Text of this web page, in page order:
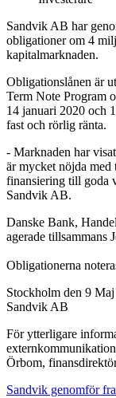
Sandvik AB har
obligationer om 4
kapitalmarknaden.
Obligationslånen är
Term Note Program
14 januari 2020 och
fast och rörlig ränta.
- Marknaden har
är mycket nöjda med
finansiering till goda
Sandvik AB.
Danske Bank,
agerade tillsammans
Obligationerna
Stockholm den 9
Sandvik AB
För ytterligare
Örbom,
Sandvik genomför